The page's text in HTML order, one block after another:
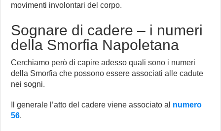
movimenti involontari del corpo.
Sognare di cadere – i numeri
della Smorfia Napoletana
Cerchiamo però di capire adesso quali sono i numeri
della Smorfia che possono essere associati alle cadute
nei sogni.
Il generale l’atto del cadere viene associato al numero
56.